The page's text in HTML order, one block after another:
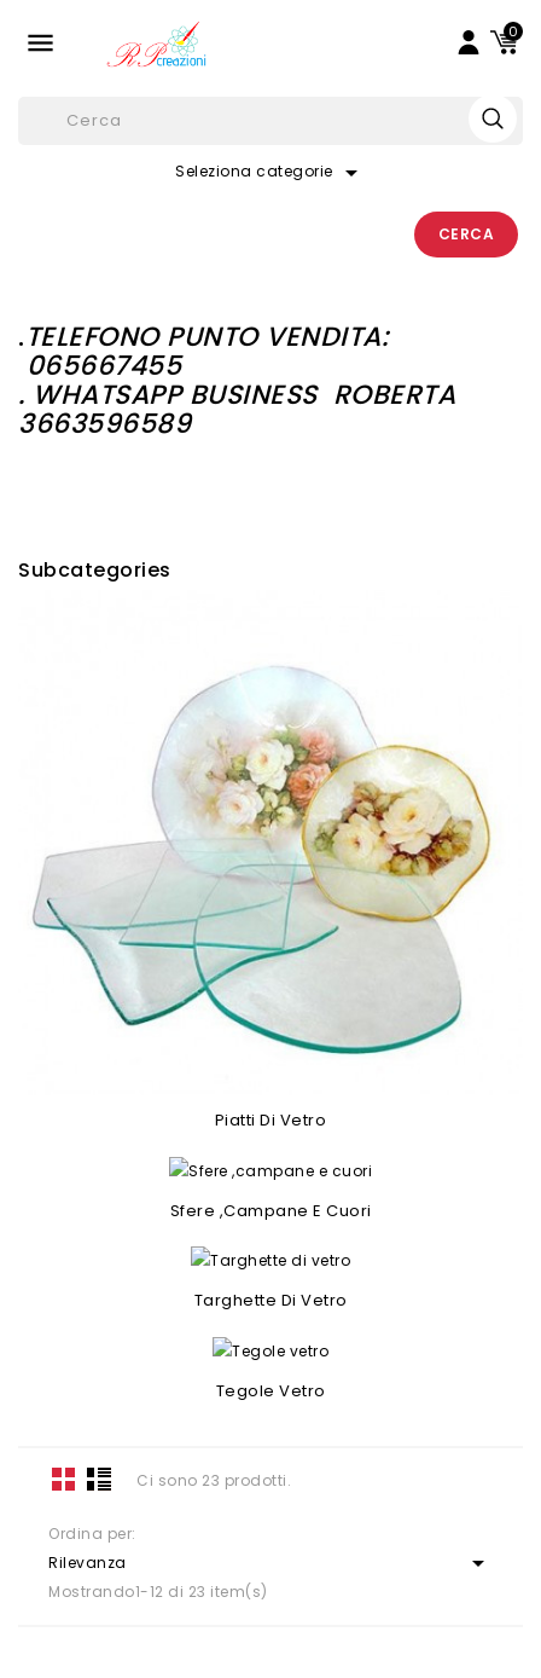
 0
Seleziona categorie arrow_drop_down
CERCA
.TELEFONO PUNTO VENDITA:
065667455
. WHATSAPP BUSINESS ROBERTA
3663596589
Subcategories
Piatti Di Vetro
Sfere ,campane E Cuori
Targhette Di Vetro
Tegole Vetro
Ci sono 23 prodotti.
Ordina per:
Rilevanza

Mostrando1-12 di 23 item(s)